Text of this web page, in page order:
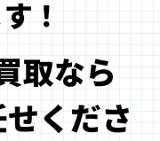
！
取なら
くださ